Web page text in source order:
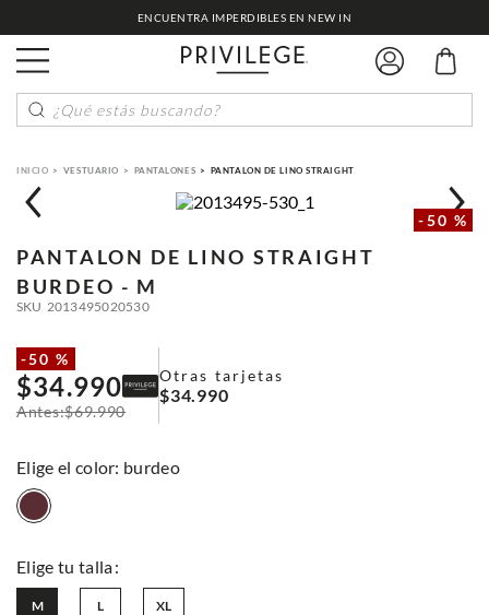
ENCUENTRA IMPERDIBLES EN NEW IN
¿Qué estás buscando?
VESTUARIO PANTALONES PANTALON DE LINO STRAIGHT
-50 %
PANTALON DE LINO STRAIGHT
BURDEO - M
SKU 2013495020530
-50 %
$34.990
$69.990
Otras tarjetas
$34.990
: burdeo
L
M XL